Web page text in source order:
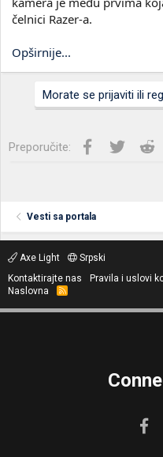
čelnici Razer-a.
Opširnije...
Morate se prijaviti ili
Preporučite: Facebook
Twitter
Vesti sa portala
Axe Light
Srpski
Kontaktirajte nas
Pravila i uslovi
Naslovna
R
S